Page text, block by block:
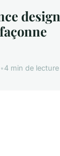
design
•4 min de lecture